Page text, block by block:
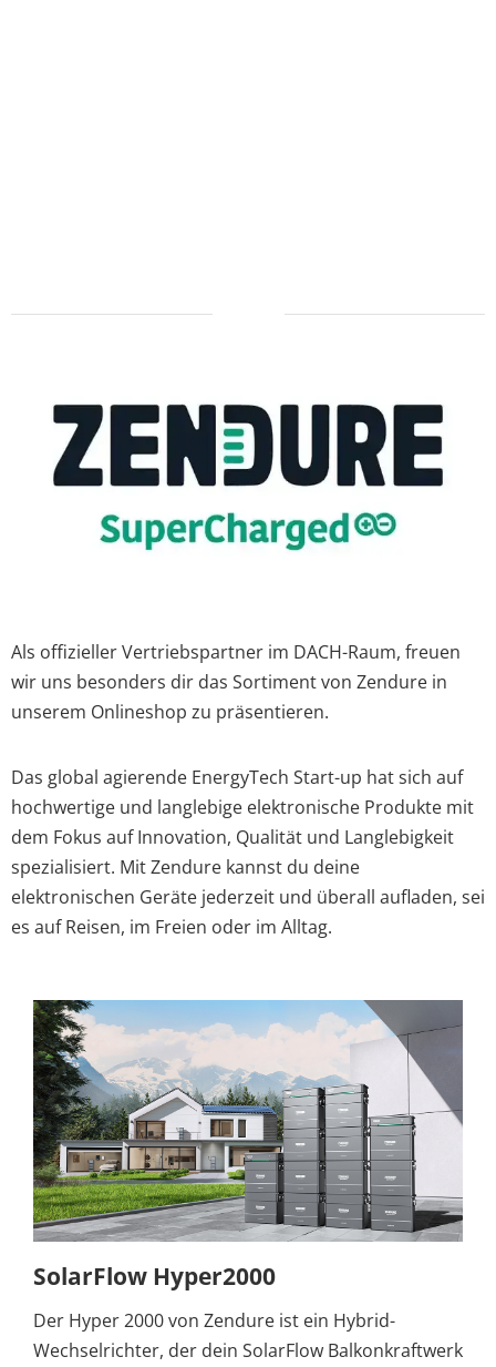
Als offizieller Vertriebspartner im DACH-Raum, freuen
wir uns besonders dir das Sortiment von Zendure in
unserem Onlineshop zu präsentieren.
Das global agierende EnergyTech Start-up hat sich auf
hochwertige und langlebige elektronische Produkte mit
dem Fokus auf Innovation, Qualität und Langlebigkeit
spezialisiert. Mit Zendure kannst du deine
elektronischen Geräte jederzeit und überall aufladen, sei
es auf Reisen, im Freien oder im Alltag.
SolarFlow Hyper2000
Der Hyper 2000 von Zendure ist ein Hybrid-
Wechselrichter, der dein SolarFlow Balkonkraftwerk